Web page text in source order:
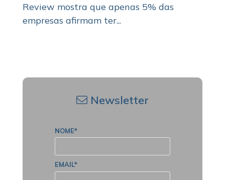
Review mostra que apenas 5% das
empresas afirmam ter...
Newsletter
NOME*
EMAIL*